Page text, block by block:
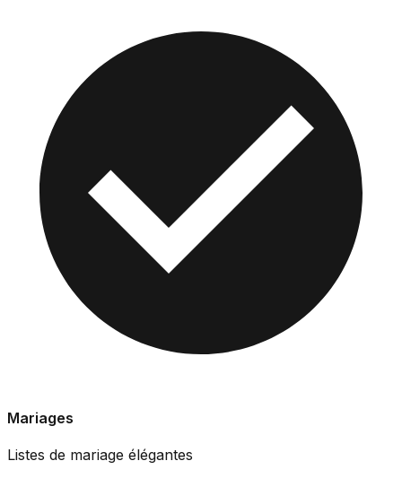
Mariages
Listes de mariage élégantes